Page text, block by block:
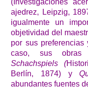
ajedrez, Leipzig,
igualmente un
objetividad del
por sus preferencias
caso, sus obras
Schachspiels (
Berlín, 1874) y
abundantes fuentes